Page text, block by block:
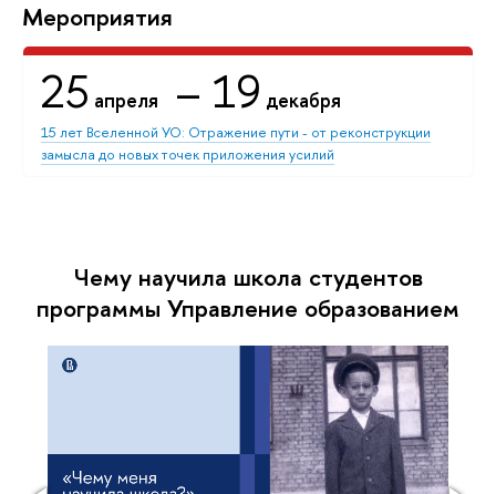
Мероприятия
25 апреля – 19 декабря
15 лет Вселенной УО: Отражение пути - от реконструкции
замысла до новых точек приложения усилий
Чему научила школа студентов
программы Управление образованием